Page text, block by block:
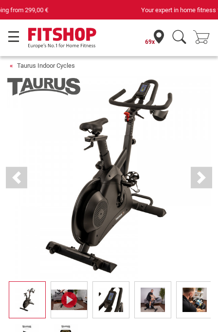
Your expert in home fitness for 42 years
69x
Taurus Indoor Cycles
Previous Next